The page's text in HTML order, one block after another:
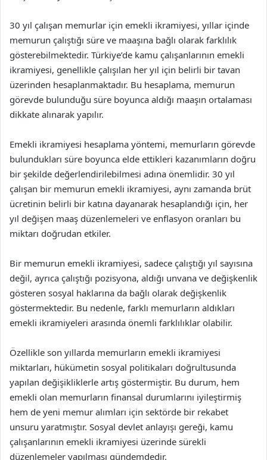
30 yıl çalışan memurlar için emekli ikramiyesi, yıllar içinde
memurun çalıştığı süre ve maaşına bağlı olarak farklılık
gösterebilmektedir. Türkiye’de kamu çalışanlarının emekli
ikramiyesi, genellikle çalışılan her yıl için belirli bir tavan
üzerinden hesaplanmaktadır. Bu hesaplama, memurun
görevde bulunduğu süre boyunca aldığı maaşın ortalaması
dikkate alınarak yapılır.
Emekli ikramiyesi hesaplama yöntemi, memurların görevde
bulundukları süre boyunca elde ettikleri kazanımların doğru
bir şekilde değerlendirilebilmesi adına önemlidir. 30 yıl
çalışan bir memurun emekli ikramiyesi, aynı zamanda brüt
ücretinin belirli bir katına dayanarak hesaplandığı için, her
yıl değişen maaş düzenlemeleri ve enflasyon oranları bu
miktarı doğrudan etkiler.
Bir memurun emekli ikramiyesi, sadece çalıştığı yıl sayısına
değil, ayrıca çalıştığı pozisyona, aldığı unvana ve değişkenlik
gösteren sosyal haklarına da bağlı olarak değişkenlik
göstermektedir. Bu nedenle, farklı memurların aldıkları
emekli ikramiyeleri arasında önemli farklılıklar olabilir.
Özellikle son yıllarda memurların emekli ikramiyesi
miktarları, hükümetin sosyal politikaları doğrultusunda
yapılan değişikliklerle artış göstermiştir. Bu durum, hem
emekli olan memurların finansal durumlarını iyileştirmiş
hem de yeni memur alımları için sektörde bir rekabet
unsuru yaratmıştır. Sosyal devlet anlayışı gereği, kamu
çalışanlarının emekli ikramiyesi üzerinde sürekli
düzenlemeler yapılması gündemdedir.